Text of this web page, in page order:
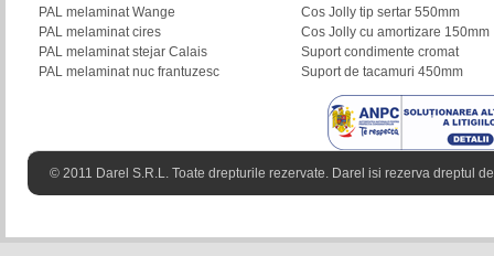
PAL melaminat Wange
Cos Jolly tip sertar 550mm
PAL melaminat cires
Cos Jolly cu amortizare 150mm
PAL melaminat stejar Calais
Suport condimente cromat
PAL melaminat nuc frantuzesc
Suport de tacamuri 450mm
© 2011 Darel S.R.L. Toate drepturile rezervate. Darel isi rezerva dreptul